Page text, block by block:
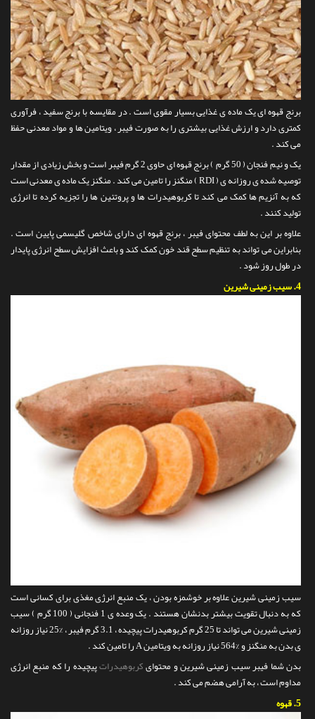
برنج قهوه ای یک ماده ی غذایی بسیار مقوی است . در مقایسه با برنج سفید ، فرآوری
کمتری دارد و ارزش غذایی بیشتری را به صورت فیبر ، ویتامین ها و مواد معدنی حفظ
می کند .
یک و نیم فنجان ( 50 گرم ) برنج قهوه ای حاوی 2 گرم فیبر است و بخش زیادی از مقدار
توصیه شده ی روزانه ی ( RDI ) منگنز را تامین می کند . منگنز یک ماده ی معدنی است
که به آنزیم ها کمک می کند تا کربوهیدرات ها و پروتئین ها را تجزیه کرده تا انرژی
تولید کنند .
علاوه بر این به لطف محتوای فیبر ، برنج قهوه ای دارای شاخص گلیسمی پایین است .
بنابراین می تواند به تنظیم سطح قند خون کمک کند و باعث افزایش سطح انرژی پایدار
در طول روز شود .
4. سیب زمینی شیرین
سیب زمینی شیرین علاوه بر خوشمزه بودن ، یک منبع انرژی مغذی برای کسانی است
که به دنبال تقویت بیشتر بدنشان هستند . یک وعده ی 1 فنجانی ( 100 گرم ) سیب
زمینی شیرین می تواند تا 25 گرم کربوهیدرات پیچیده ، 3.1 گرم فیبر ، %25 نیاز روزانه
ی بدن به منگنز و %564 نیاز روزانه به ویتامین A را تامین کند .
بدن شما فیبر سیب زمینی شیرین و محتوایکربوهیدراتپیچیده را که منبع انرژی
مداوم است ، به آرامی هضم می کند .
5. قهوه